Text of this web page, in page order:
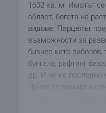
1602 кв. м. Имотът
област, богата на
видове. Парцелът
възможности за
бизнес като
бунгала, рафтинг
др. И не на последно
Дунав се намира на